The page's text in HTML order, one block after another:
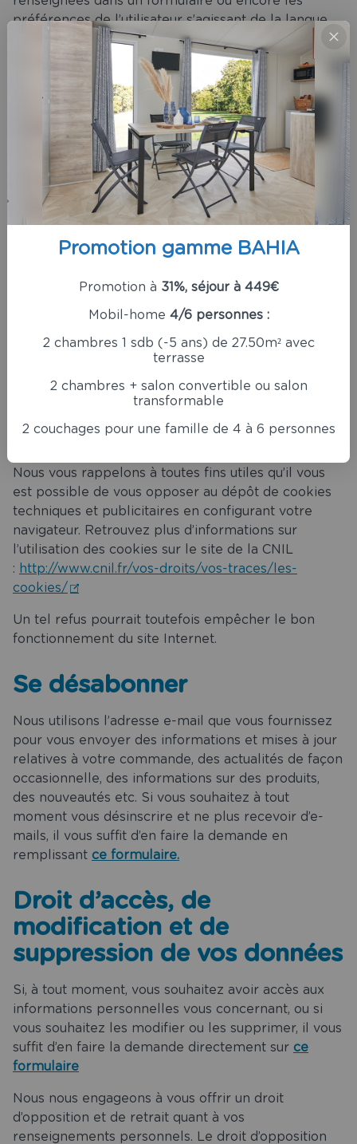
Promotion gamme BAHIA
Promotion à 31%, séjour à 449€
Mobil-home 4/6 personnes :
2 chambres 1 sdb (-5 ans) de 27.50m² avec
terrasse
2 chambres + salon convertible ou salon
transformable
2 couchages pour une famille de 4 à 6 personnes
préférences de l’utilisateur s’agissant de la langue
ou de la présentation d’un site internet, lorsque de
telles options sont disponibles.
Les cookies publicitaires peuvent être créés non
seulement par le site internet sur lequel l’utilisateur
navigue, mais également par d’autres sites internet
diffusant des publicités, annonces, widgets ou autres
éléments sur la page affichée. Ces cookies peuvent
notamment être utilisés pour effectuer de la
publicité ciblée, c’est-à-dire de la publicité
déterminée en fonction de la navigation de
l’utilisateur.
cookies publicitaires.
statistique d’analyse d’audience qui génère un
cookie permettant de mesurer le nombre de visites
, le nombre de pages vues et l’activité des visiteurs.
Votre adresse IP est également collectée pour
déterminer la ville depuis laquelle vous vous
Nous vous rappelons à toutes fins utiles qu’il vous
est possible de vous opposer au dépôt de cookies
techniques et publicitaires en configurant votre
navigateur. Retrouvez plus d’informations sur
l’utilisation des cookies sur le site de la CNIL
: http://www.cnil.fr/vos-droits/vos-traces/les-
cookies/
Un tel refus pourrait toutefois empêcher le bon
fonctionnement du site Internet.
Se désabonner
Nous utilisons l’adresse e-mail que vous fournissez
pour vous envoyer des informations et mises à jour
relatives à votre commande, des actualités de façon
occasionnelle, des informations sur des produits,
des nouveautés etc. Si vous souhaitez à tout
moment vous désinscrire et ne plus recevoir d’e-
mails, il vous suffit d’en faire la demande en
remplissant ce formulaire.
Droit d’accès, de
modification et de
suppression de vos données
Si, à tout moment, vous souhaitez avoir accès aux
informations personnelles vous concernant, ou si
vous souhaitez les modifier ou les supprimer, il vous
suffit d’en faire la demande directement sur ce
formulaire
Nous nous engageons à vous offrir un droit
d’opposition et de retrait quant à vos
renseignements personnels. Le droit d’opposition